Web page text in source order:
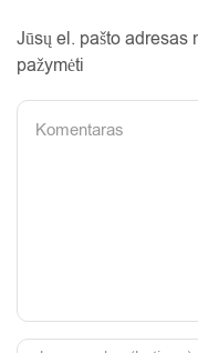
Jūsų el. pašto
pažymėti